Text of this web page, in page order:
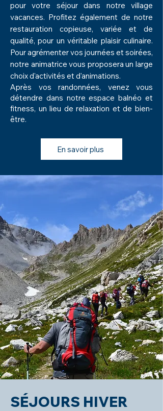
pour votre séjour dans notre village
vacances. Profitez également de notre
restauration copieuse, variée et de
qualité, pour un véritable plaisir culinaire.
Pour agrémenter vos journées et soirées,
notre animatrice vous proposera un large
choix d'activités et d'animations.
Après vos randonnées, venez vous
détendre dans notre espace balnéo et
fitness, un lieu de relaxation et de bien-
être.
En savoir plus
SÉJOURS HIVER